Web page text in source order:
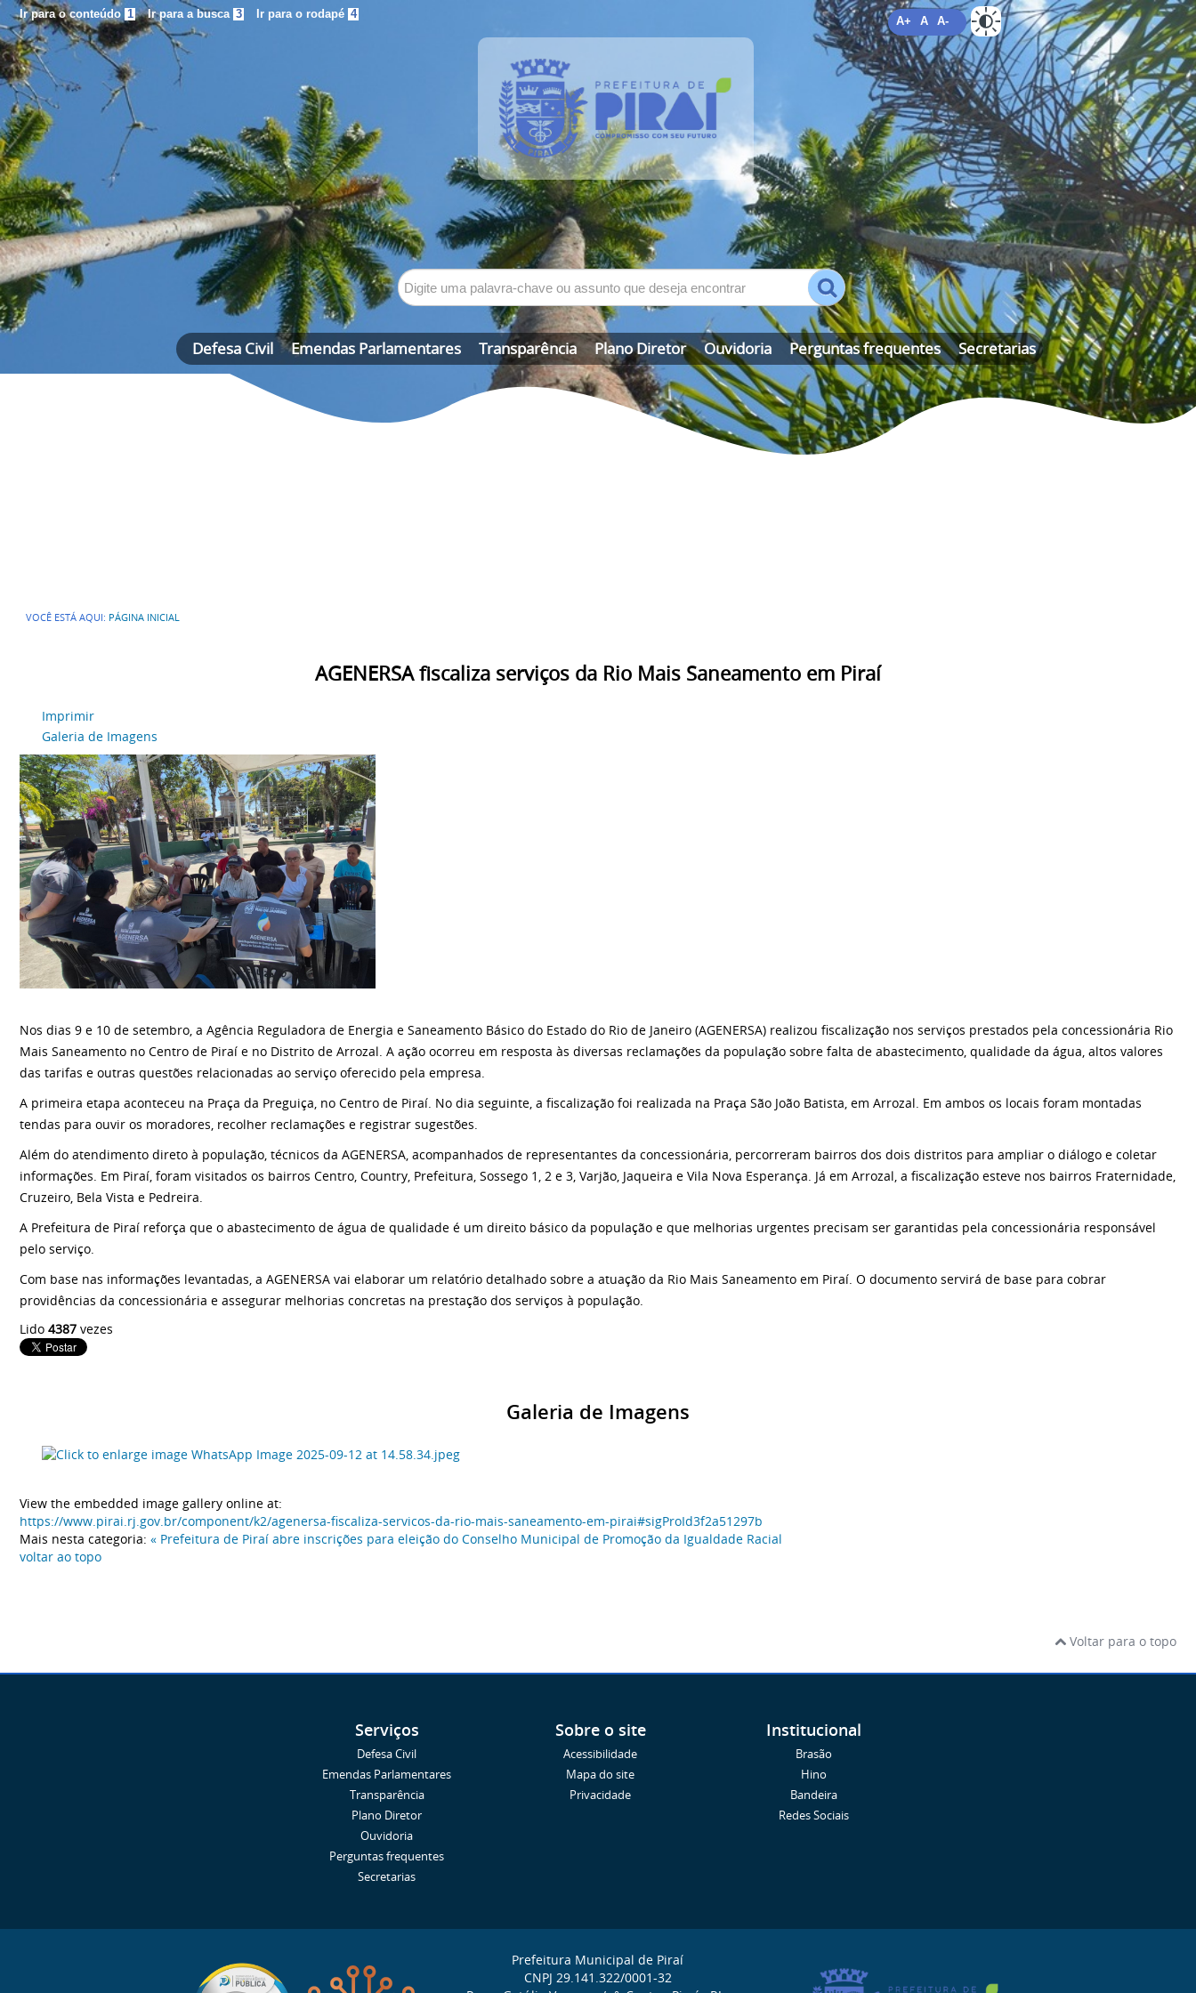
Ir para o conteúdo 1 Ir para a busca 3 Ir para o rodapé 4
ALTO CONTRASTE MAPA DO SITE
A+ A A-
Defesa Civil Emendas Parlamentares Transparência Plano Diretor Ouvidoria Perguntas frequentes Secretarias
VOCÊ ESTÁ AQUI: PÁGINA INICIAL
AGENERSA fiscaliza serviços da Rio Mais Saneamento em Piraí
Imprimir
Galeria de Imagens
Nos dias 9 e 10 de setembro, a Agência Reguladora de Energia e Saneamento Básico do Estado do Rio de Janeiro (AGENERSA) realizou fiscalização nos serviços prestados pela concessionária Rio
Mais Saneamento no Centro de Piraí e no Distrito de Arrozal. A ação ocorreu em resposta às diversas reclamações da população sobre falta de abastecimento, qualidade da água, altos valores
das tarifas e outras questões relacionadas ao serviço oferecido pela empresa.
A primeira etapa aconteceu na Praça da Preguiça, no Centro de Piraí. No dia seguinte, a fiscalização foi realizada na Praça São João Batista, em Arrozal. Em ambos os locais foram montadas
tendas para ouvir os moradores, recolher reclamações e registrar sugestões.
Além do atendimento direto à população, técnicos da AGENERSA, acompanhados de representantes da concessionária, percorreram bairros dos dois distritos para ampliar o diálogo e coletar
informações. Em Piraí, foram visitados os bairros Centro, Country, Prefeitura, Sossego 1, 2 e 3, Varjão, Jaqueira e Vila Nova Esperança. Já em Arrozal, a fiscalização esteve nos bairros Fraternidade,
Cruzeiro, Bela Vista e Pedreira.
A Prefeitura de Piraí reforça que o abastecimento de água de qualidade é um direito básico da população e que melhorias urgentes precisam ser garantidas pela concessionária responsável
pelo serviço.
Com base nas informações levantadas, a AGENERSA vai elaborar um relatório detalhado sobre a atuação da Rio Mais Saneamento em Piraí. O documento servirá de base para cobrar
providências da concessionária e assegurar melhorias concretas na prestação dos serviços à população.
Lido 4387 vezes
Galeria de Imagens
View the embedded image gallery online at:
https://www.pirai.rj.gov.br/component/k2/agenersa-fiscaliza-servicos-da-rio-mais-saneamento-em-pirai#sigProId3f2a51297b
Mais nesta categoria: « Prefeitura de Piraí abre inscrições para eleição do Conselho Municipal de Promoção da Igualdade Racial
voltar ao topo
Voltar para o topo
Serviços
Defesa Civil
Emendas Parlamentares
Transparência
Plano Diretor
Ouvidoria
Perguntas frequentes
Secretarias
Sobre o site
Acessibilidade
Mapa do site
Privacidade
Institucional
Brasão
Hino
Bandeira
Redes Sociais
Prefeitura Municipal de Piraí
CNPJ 29.141.322/0001-32